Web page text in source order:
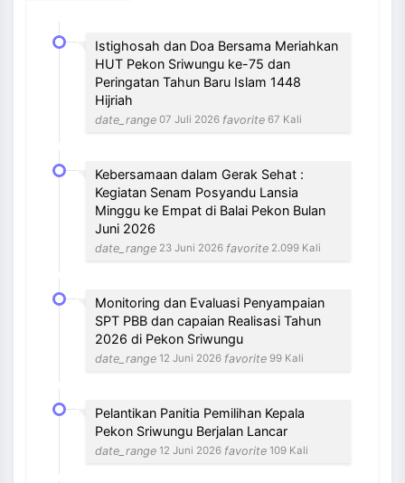
Istighosah dan Doa Bersama Meriahkan
HUT Pekon Sriwungu ke-75 dan
Peringatan Tahun Baru Islam 1448
Hijriah
date_range 07 Juli 2026 favorite 67 Kali
Kebersamaan dalam Gerak Sehat :
Kegiatan Senam Posyandu Lansia
Minggu ke Empat di Balai Pekon Bulan
Juni 2026
date_range 23 Juni 2026 favorite 2.099 Kali
Monitoring dan Evaluasi Penyampaian
SPT PBB dan capaian Realisasi Tahun
2026 di Pekon Sriwungu
date_range 12 Juni 2026 favorite 99 Kali
Pelantikan Panitia Pemilihan Kepala
Pekon Sriwungu Berjalan Lancar
date_range 12 Juni 2026 favorite 109 Kali